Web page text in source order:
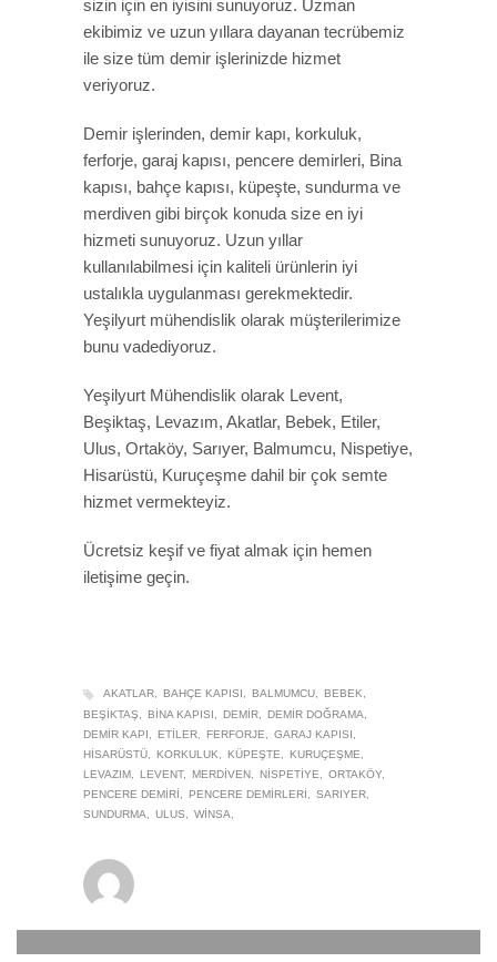
sizin için en iyisini sunuyoruz. Uzman
ekibimiz ve uzun yıllara dayanan tecrübemiz
ile size tüm demir işlerinizde hizmet
veriyoruz.
Demir işlerinden, demir kapı, korkuluk,
ferforje, garaj kapısı, pencere demirleri, Bina
kapısı, bahçe kapısı, küpeşte, sundurma ve
merdiven gibi birçok konuda size en iyi
hizmeti sunuyoruz. Uzun yıllar
kullanılabilmesi için kaliteli ürünlerin iyi
ustalıkla uygulanması gerekmektedir.
Yeşilyurt mühendislik olarak müşterilerimize
bunu vadediyoruz.
Yeşilyurt Mühendislik olarak Levent,
Beşiktaş, Levazım, Akatlar, Bebek, Etiler,
Ulus, Ortaköy, Sarıyer, Balmumcu, Nispetiye,
Hisarüstü, Kuruçeşme dahil bir çok semte
hizmet vermekteyiz.
Ücretsiz keşif ve fiyat almak için hemen
iletişime geçin.
AKATLAR BAHÇE KAPISI BALMUMCU
BEBEK
BEŞIKTAŞ
BINA KAPISI DEMIR
DEMIR DOĞRAMA
DEMIR KAPI
ETILER FERFORJE
GARAJ KAPISI
HISARÜSTÜ
KORKULUK KÜPEŞTE
KURUÇEŞME
LEVAZIM
LEVENT MERDIVEN NISPETIYE
ORTAKÖY
PENCERE DEMIRI
PENCERE DEMIRLERI
SARIYER
SUNDURMA
ULUS WINSA